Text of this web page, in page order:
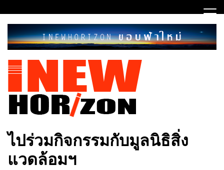
to
content
INEWHORIZON
ไปร่วมกิจกรรมกับมูลนิธิสิ่ง
แวดล้อมฯ